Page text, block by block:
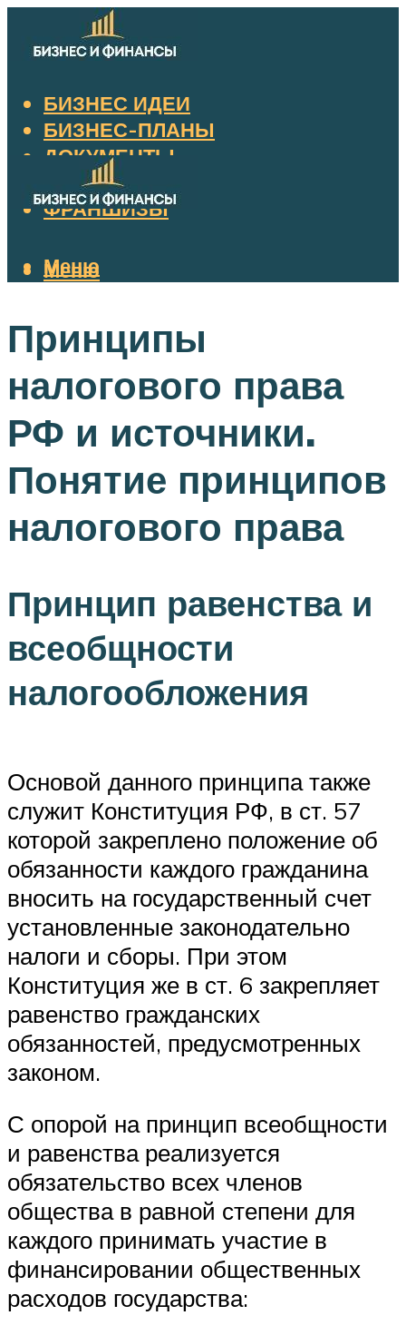
БИЗНЕС ИДЕИ
БИЗНЕС-ПЛАНЫ
ДОКУМЕНТЫ
НАЛОГИ
ФРАНШИЗЫ
Меню
Меню
Принципы
налогового права
РФ и источники.
Понятие принципов
налогового права
Принцип равенства и
всеобщности
налогообложения
Основой данного принципа также
служит Конституция РФ, в ст. 57
которой закреплено положение об
обязанности каждого гражданина
вносить на государственный счет
установленные законодательно
налоги и сборы. При этом
Конституция же в ст. 6 закрепляет
равенство гражданских
обязанностей, предусмотренных
законом.
С опорой на принцип всеобщности
и равенства реализуется
обязательство всех членов
общества в равной степени для
каждого принимать участие в
финансировании общественных
расходов государства: